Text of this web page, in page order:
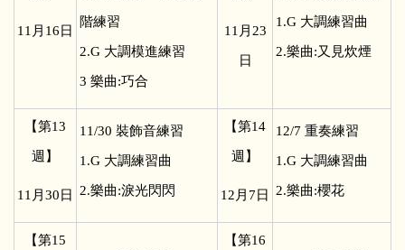
11 月16日
階練習
2.G 大調模進練習
3 樂曲:巧合
11 月23
日
1.G 大調練習曲
2.樂曲:又見炊煙
【第13
週】
11 月30日
11/30 裝飾音練習
1.G 大調練習曲
2.樂曲:淚光閃閃
【第14
週】
12 月7日
12/7 重奏練習
1.G 大調練習曲
2.樂曲:櫻花
【第15 【第16